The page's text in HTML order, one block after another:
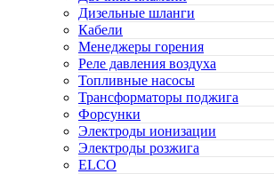
Дизельные шланги
Кабели
Менеджеры горения
Реле давления воздуха
Топливные насосы
Трансформаторы поджига
Форсунки
Электроды ионизации
Электроды розжига
ELCO